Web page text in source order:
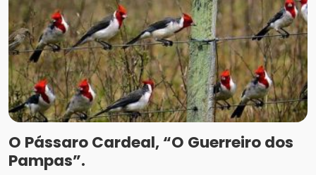
O Pássaro Cardeal, “O Guerreiro dos
Pampas”.